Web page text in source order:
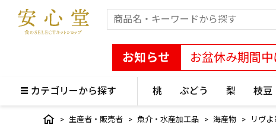
お知らせ お盆休み期間
カテゴリーから探す 桃 ぶどう 梨 枝豆
生産者・販売者 魚介・水産加工品 海産物 リヴよ